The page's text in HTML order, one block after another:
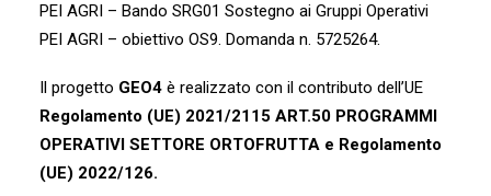
PEI AGRI – Bando SRG01 Sostegno ai Gruppi Operativi
PEI AGRI – obiettivo OS9. Domanda n. 5725264.
Il progetto GEO4 è realizzato con il contributo dell’UE
Regolamento (UE) 2021/2115 ART.50 PROGRAMMI
OPERATIVI SETTORE ORTOFRUTTA e Regolamento
(UE) 2022/126.